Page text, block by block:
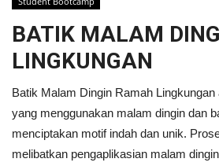
Home
Mozi Design Institute
Mozi For Corporate
BATIK MALAM
LINGKUNGAN
Batik Malam Dingin Ramah Lingkungan
yang menggunakan malam dingin dan
menciptakan motif indah dan unik.
melibatkan pengaplikasian malam